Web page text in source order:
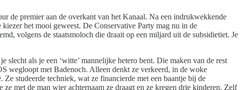
de premier aan de overkant van het Kanaal. Na een indrukwekkende
het mooi geweest. De Conservative Party mag nu in de
volgens de staatsmoloch die draait op een miljard uit de subsidietiet. Je
als je een ‘witte’ mannelijke hetero bent. Die maken van de rest
wegloopt met Badenoch. Alleen denkt ze verkeerd, in de woke
studeerde techniek, wat ze financierde met een baantje bij de
met de man wier achternaam ze draagt en ze kregen drie kinderen. Zelf